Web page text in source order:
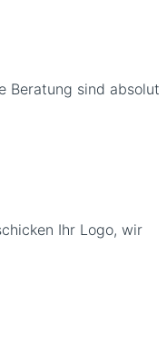
Beratung sind absolut
Ihr Logo, wir